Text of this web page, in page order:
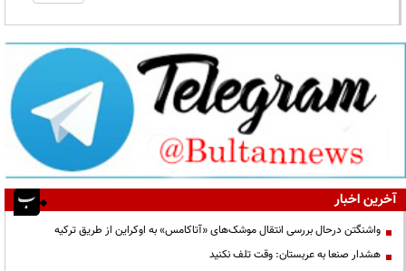
آخرین اخبار
واشنگتن درحال بررسی انتقال موشک‌های «آتاکامس» به اوکراین از طریق ترکیه
هشدار صنعا به عربستان: وقت تلف نکنید